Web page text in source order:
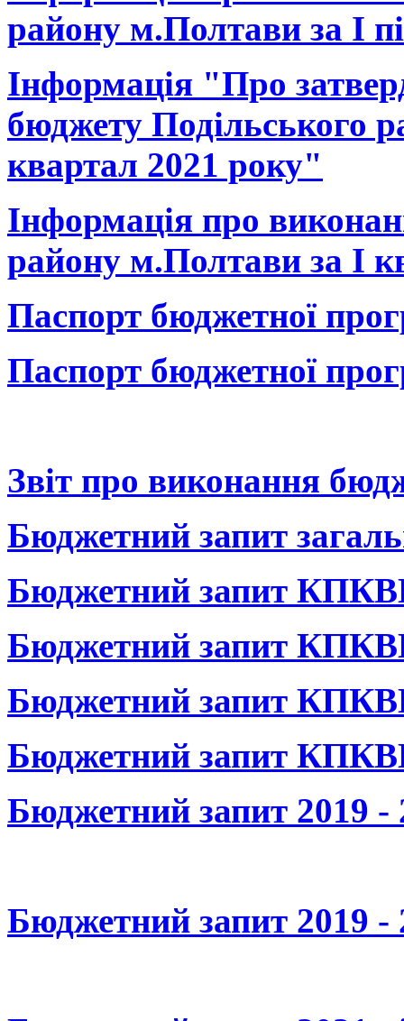
району м.Полтави за І
Інформація "Про
бюджету Подільського
квартал 2021 року"
Інформація про
району м.Полтави за І
Паспорт бюджетної
Паспорт бюджетної
Звіт про виконання
Бюджетний запит
Бюджетний запит
Бюджетний запит
Бюджетний запит
Бюджетний запит
Бюджетний запит 2019 -
Бюджетний запит 2019 -